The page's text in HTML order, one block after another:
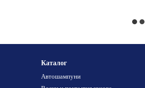
Каталог
Автошампуни